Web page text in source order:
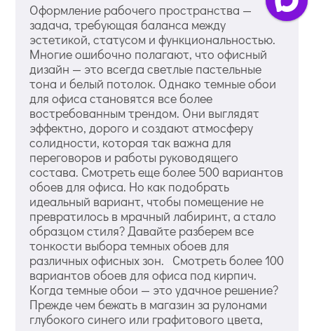
Оформление рабочего пространства —
задача, требующая баланса между
эстетикой, статусом и функциональностью.
Многие ошибочно полагают, что офисный
дизайн — это всегда светлые пастельные
тона и белый потолок. Однако темные обои
для офиса становятся все более
востребованным трендом. Они выглядят
эффектно, дорого и создают атмосферу
солидности, которая так важна для
переговоров и работы руководящего
состава. Смотреть еще более 500 вариантов
обоев для офиса. Но как подобрать
идеальный вариант, чтобы помещение не
превратилось в мрачный лабиринт, а стало
образцом стиля? Давайте разберем все
тонкости выбора темных обоев для
различных офисных зон. Смотреть более 100
вариантов обоев для офиса под кирпич.
Когда темные обои — это удачное решение?
Прежде чем бежать в магазин за рулонами
глубокого синего или графитового цвета,